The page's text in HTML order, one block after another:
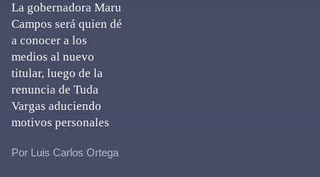
La gobernadora Maru
Campos será quien dé
a conocer a los
medios al nuevo
titular, luego de la
renuncia de Tuda
Vargas aduciendo
motivos personales
Por Luis Carlos Ortega